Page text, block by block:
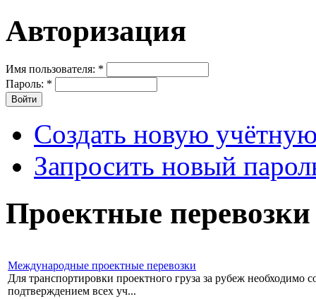
Авторизация
Имя пользователя: *
Пароль: *
Создать новую
Запросить новый
Проектные перевозки
Международные проектные перевозки
Для транспортировки проектного груза за рубеж необходимо
подтверждением всех уч...